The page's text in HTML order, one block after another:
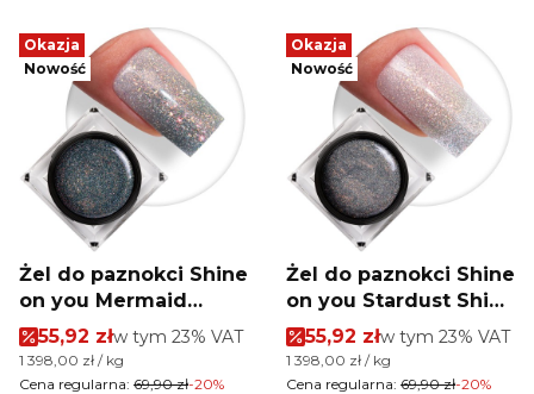
Okazja
Nowość
Żel do paznokci Shine
on you Mermaid
Shine MollyLac
HEMA/Di-HEMA Free
50g
Cena promocyjna brutto
55,92 złw tym %s VAT
w tym 23% VAT
Cena jednostkowa brutto
1 398,00 zł / kg
Cena regularna: 69,90 zł-20%
Okazja
Nowość
Żel do paznokci Shine
on you Stardust Shine
MollyLac HEMA/Di-
HEMA Free 50g
Cena promocyjna
55,92 złw tym %s VAT
w tym 23% VAT
Cena jednostkowa brutto
1 398,00 zł / kg
Cena regularna: 69,90 zł-20%